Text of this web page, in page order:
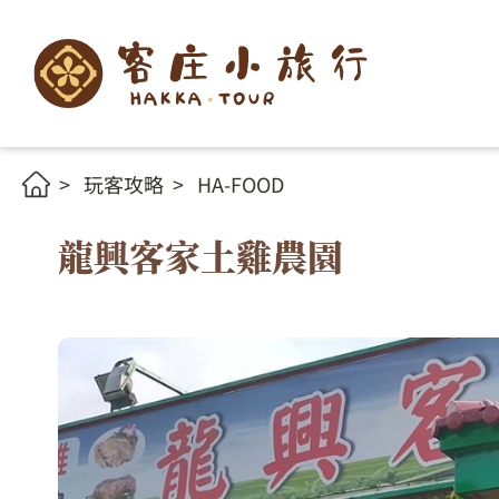
玩客攻略 HA-FOOD
龍興客家土雞農園